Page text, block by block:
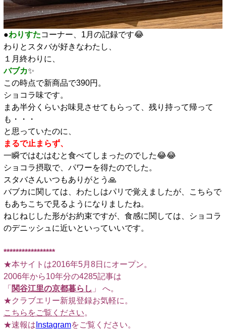
●わりすたコーナー、1月の記録です😂
わりとスタバが好きなわたし、
１月終わりに、
バブカ✨️
この時点で新商品で390円。
ショコラ味です。
まあ半分くらいお味見させてもらって、残り持って帰って
も・・・
と思っていたのに、
まるで止まらず、
一瞬ではむはむと食べてしまったのでした😂😂
ショコラ摂取で、パワーを得たのでした。
スタバさんいつもありがとう🙏
バブカに関しては、わたしはパリで覚えましたが、こちらで
もあちこちで見るようになりましたね。
ねじねじした形がお約束ですが、食感に関しては、ショコラ
のデニッシュに近いといっていいです。
*****************
★本サイトは2016年5月8日にオープン。
2006年から10年分の4285記事は
「 関谷江里の京都暮らし 」 へ。
★クラブエリー新規登録お気軽に。
こちらをご覧ください。
★速報は Instagramをご覧ください。